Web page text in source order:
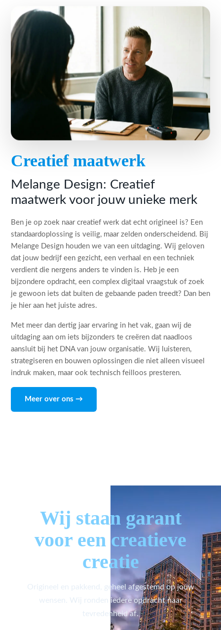
Creatief maatwerk
Melange Design: Creatief
maatwerk voor jouw unieke merk
Ben je op zoek naar creatief werk dat echt origineel is? Een
standaardoplossing is veilig, maar zelden onderscheidend. Bij
Melange Design houden we van een uitdaging. Wij geloven
dat jouw bedrijf een gezicht, een verhaal en een techniek
verdient die nergens anders te vinden is. Heb je een
bijzondere opdracht, een complex digitaal vraagstuk of zoek
je gewoon iets dat buiten de gebaande paden treedt? Dan ben
je hier aan het juiste adres.
Met meer dan dertig jaar ervaring in het vak, gaan wij de
uitdaging aan om iets bijzonders te creëren dat naadloos
aansluit bij het DNA van jouw organisatie. Wij luisteren,
strategiseren en bouwen oplossingen die niet alleen visueel
indruk maken, maar ook technisch feilloos presteren.
Meer over ons →
Wij staan garant
voor een creatieve
creatie
Origineel en pakkend, geheel afgestemd op jouw
wensen. Wij ronden iedere opdracht naar
tevredenheid af.